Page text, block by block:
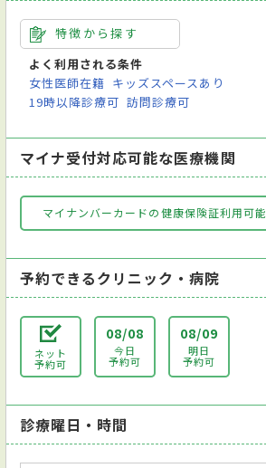
特徴から探す
よく利用される条件
女性医師在籍 キッズスペースあり
19時以降診療可 訪問診療可
マイナ受付対応可能な医療機関
マイナンバーカードの健康保険証利用可能
予約できるクリニック・病院
ネット
予約可
08/08
今日
予約可
08/09
明日
予約可
診療曜日・時間